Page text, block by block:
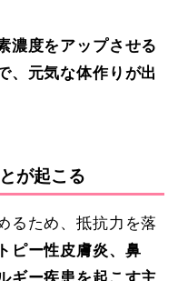
濃度をアップさせる
、元気な体作りが出
が起こる
るため、抵抗力を落
ピー性皮膚炎、鼻